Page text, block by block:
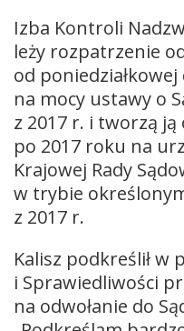
Izba Kontroli
leży rozpatrzenie
od poniedziałkowej
na mocy ustawy o
z 2017 r. i tworzą ją
po 2017 roku na
Krajowej Rady
w trybie
z 2017 r.
Kalisz podkreślił w
i Sprawiedliwości
na odwołanie do